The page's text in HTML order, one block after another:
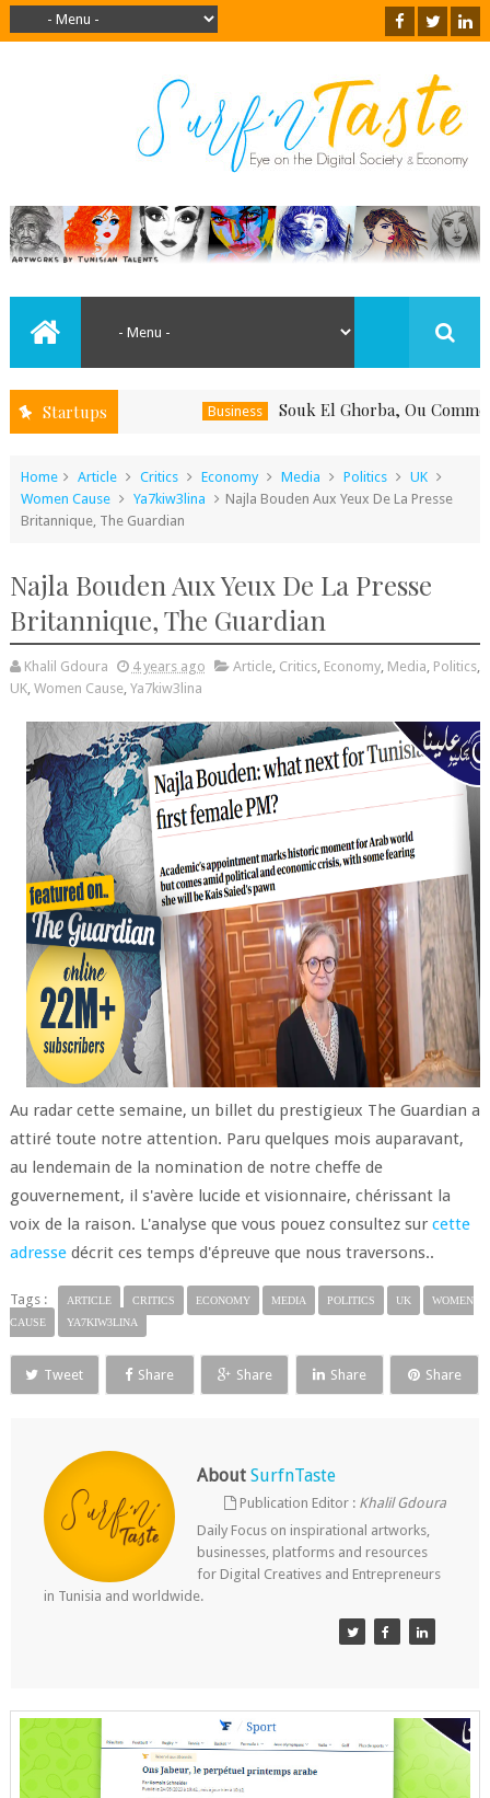
Startups Business Souk El Ghorba, Ou Comment
Home Article Critics Economy Media Politics
UK
Women Cause
Ya7kiw3lina
Najla Bouden Aux Yeux De La Presse
Britannique, The Guardian
Najla Bouden Aux Yeux De La Presse
Britannique, The Guardian
Khalil Gdoura 4 years ago Article, Critics, Economy, Media, Politics,
UK, Women Cause, Ya7kiw3lina
Au radar cette semaine, un billet du prestigieux The Guardian a
attiré toute notre attention. Paru quelques mois auparavant,
au lendemain de la nomination de notre cheffe de
gouvernement, il s'avère lucide et visionnaire, chérissant la
voix de la raison. L'analyse que vous pouez consultez sur cette
adressedécrit ces temps d'épreuve que nous traversons..
Tags : ARTICLE CRITICS ECONOMY MEDIA POLITICS UK
WOMEN
CAUSE
YA7KIW3LINA
Tweet Share Share Share Share
About SurfnTaste
Publication Editor : Khalil Gdoura
Daily Focus on inspirational artworks,
businesses, platforms and resources
for Digital Creatives and Entrepreneurs
in Tunisia and worldwide.